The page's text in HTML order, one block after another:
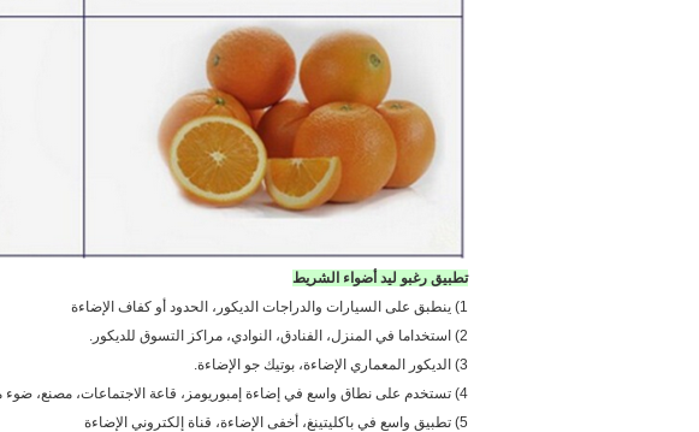
تطبيق رغبو ليد أضواء الشريط
1) ينطبق على السيارات والدراجات الديكور، الحدود أو كفاف الإضاءة
2) استخداما في المنزل، الفنادق، النوادي، مراكز التسوق للديكور.
3) الديكور المعماري الإضاءة، بوتيك جو الإضاءة.
4) تستخدم على نطاق واسع في إضاءة إمبوريومز، قاعة الاجتماعات، مصنع، ضوء مربع.
5) تطبيق واسع في باكليتينغ، أخفى الإضاءة، قناة إلكتروني الإضاءة